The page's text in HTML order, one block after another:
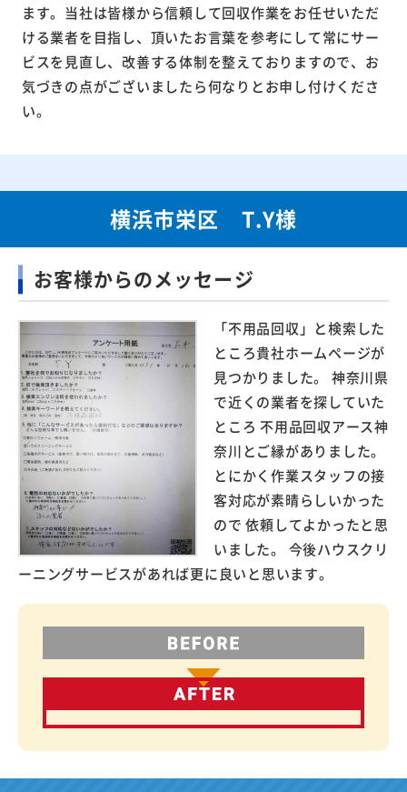
ます。当社は皆様から信頼して回収作業をお任せいただ
ける業者を目指し、頂いたお言葉を参考にして常にサー
ビスを見直し、改善する体制を整えておりますので、お
気づきの点がございましたら何なりとお申し付けくださ
い。
横浜市栄区 T.Y様
お客様からのメッセージ
「不用品回収」と検索した
ところ貴社ホームページが
見つかりました。 神奈川県
で近くの業者を探していた
ところ 不用品回収アース神
奈川とご縁がありました。
とにかく作業スタッフの接
客対応が素晴らしいかった
ので 依頼してよかったと思
いました。 今後ハウスクリ
ーニングサービスがあれば更に良いと思います。